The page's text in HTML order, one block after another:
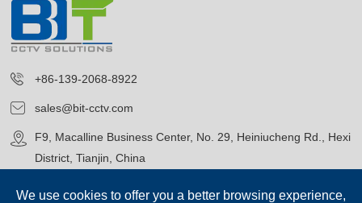
+86-139-2068-8922
sales@bit-cctv.com
F9, Macalline Business Center, No. 29, Heiniucheng Rd., Hexi
District, Tianjin, China
We use cookies to offer you a better browsing experience,